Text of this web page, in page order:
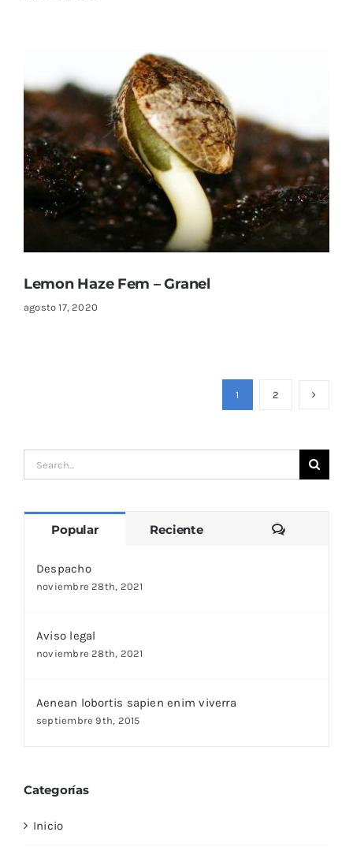
Lemon Haze Fem – Granel
agosto 17, 2020
1 2
Search
for:
Popular Reciente
Despacho
noviembre 28th, 2021
Aviso legal
noviembre 28th, 2021
Aenean lobortis sapien enim viverra
septiembre 9th, 2015
Categorías
Inicio